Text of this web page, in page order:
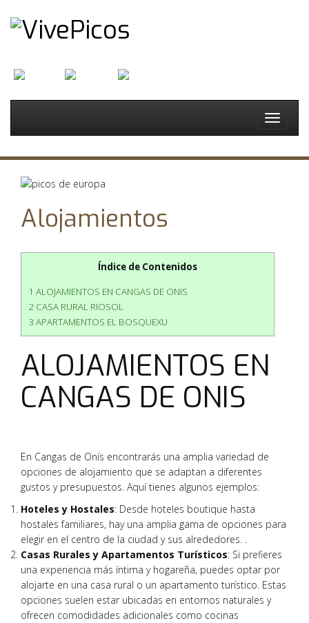
Toggle
Alojamientos
Índice de Contenidos
1 ALOJAMIENTOS EN CANGAS DE ONIS
2 CASA RURAL RIOSOL
3 APARTAMENTOS EL BOSQUEXU
ALOJAMIENTOS EN
CANGAS DE ONIS
En Cangas de Onís encontrarás una amplia variedad de
opciones de alojamiento que se adaptan a diferentes
gustos y presupuestos. Aquí tienes algunos ejemplos:
Hoteles y Hostales: Desde hoteles boutique hasta
hostales familiares, hay una amplia gama de opciones para
elegir en el centro de la ciudad y sus alrededores. .
Casas Rurales y Apartamentos Turísticos: Si prefieres
una experiencia más íntima y hogareña, puedes optar por
alojarte en una casa rural o un apartamento turístico. Estas
opciones suelen estar ubicadas en entornos naturales y
ofrecen comodidades adicionales como cocinas